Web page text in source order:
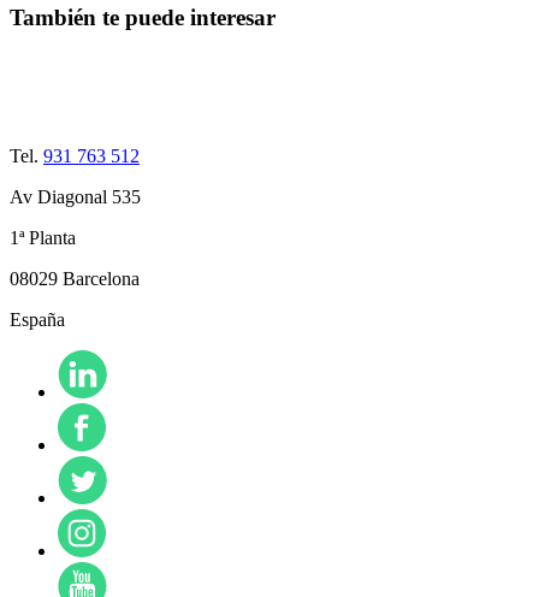
También te puede interesar
Tel. 931 763 512
Av Diagonal 535
1ª Planta
08029 Barcelona
España